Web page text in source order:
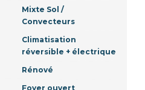
Mixte Sol /
Convecteurs
Climatisation
réversible + électrique
Rénové
Foyer ouvert